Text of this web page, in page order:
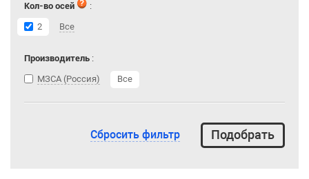
Кол-во осей
:
2
Все
Производитель :
МЗСА (Россия)
Все
Сбросить фильтр